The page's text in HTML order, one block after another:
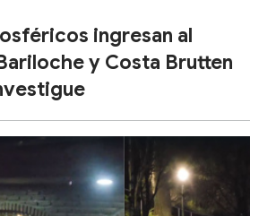
ingresan al
y Costa Brutten